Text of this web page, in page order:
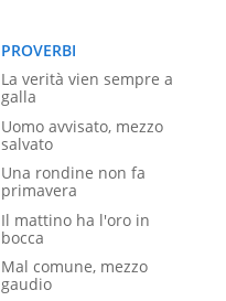
PROVERBI
La verità vien sempre a
galla
Uomo avvisato, mezzo
salvato
Una rondine non fa
primavera
Il mattino ha l'oro in
bocca
Mal comune, mezzo
gaudio